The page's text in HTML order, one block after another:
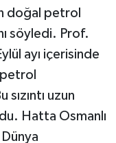
doğal petrol
söyledi. Prof.
ayı içerisinde
sızıntı uzun
Hatta Osmanlı
Dünya